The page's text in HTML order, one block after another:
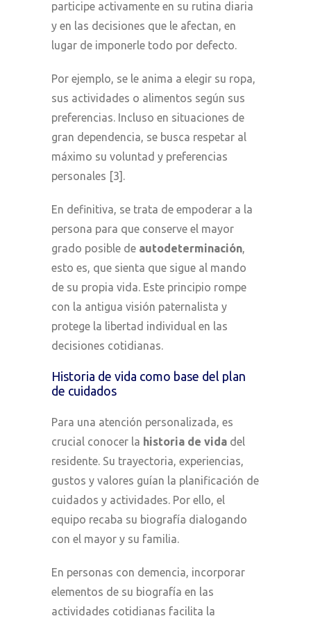
participe activamente en su rutina diaria
y en las decisiones que le afectan, en
lugar de imponerle todo por defecto.
Por ejemplo, se le anima a elegir su ropa,
sus actividades o alimentos según sus
preferencias. Incluso en situaciones de
gran dependencia, se busca respetar al
máximo su voluntad y preferencias
personales [3].
En definitiva, se trata de empoderar a la
persona para que conserve el mayor
grado posible de autodeterminación,
esto es, que sienta que sigue al mando
de su propia vida. Este principio rompe
con la antigua visión paternalista y
protege la libertad individual en las
decisiones cotidianas.
Historia de vida como base del plan
de cuidados
Para una atención personalizada, es
crucial conocer la historia de vida del
residente. Su trayectoria, experiencias,
gustos y valores guían la planificación de
cuidados y actividades. Por ello, el
equipo recaba su biografía dialogando
con el mayor y su familia.
En personas con demencia, incorporar
elementos de su biografía en las
actividades cotidianas facilita la